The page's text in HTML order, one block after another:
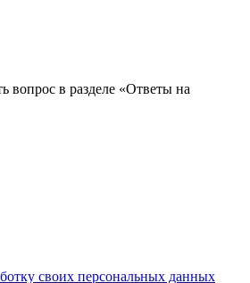
вопрос в разделе «Ответы на
своих персональных данных